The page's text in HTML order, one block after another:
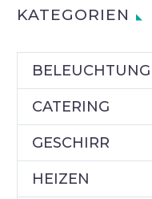
KATEGORIEN
BELEUCHTUNG
CATERING
GESCHIRR
HEIZEN